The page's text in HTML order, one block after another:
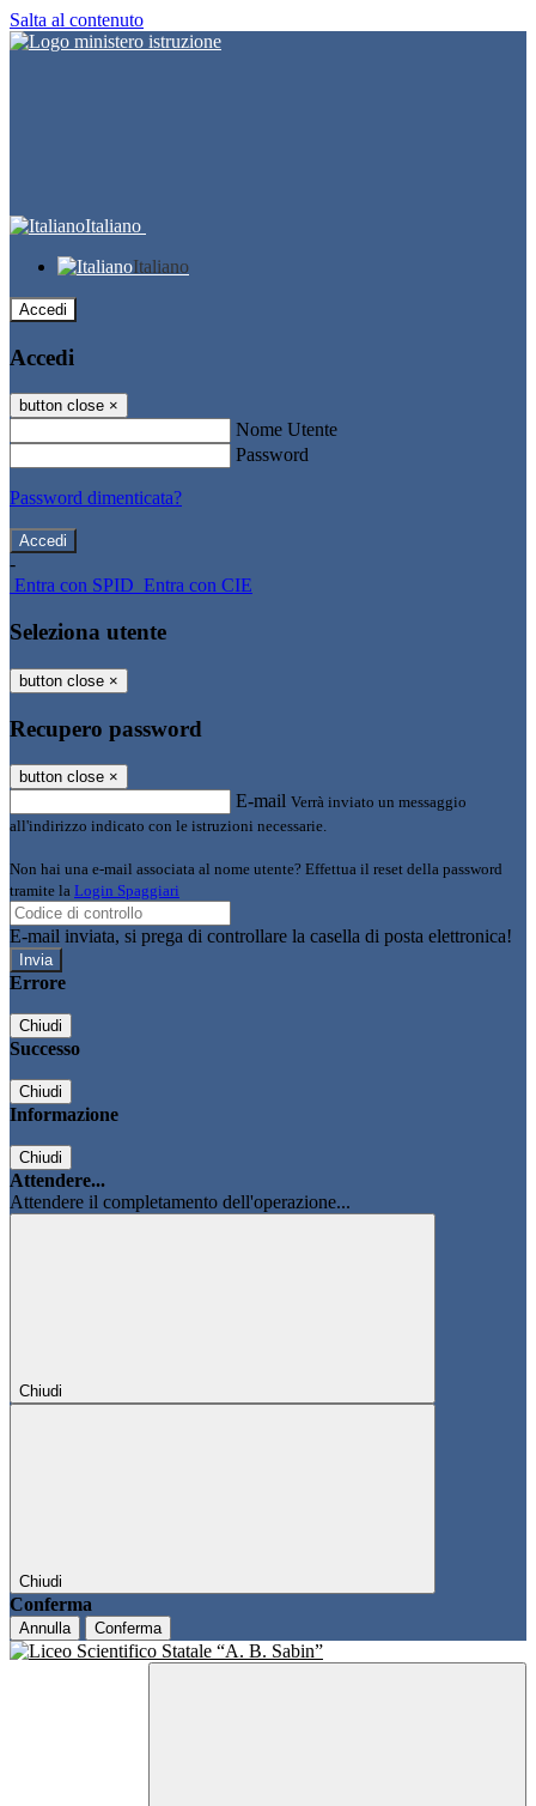
Salta al contenuto
Italiano
Italiano
Accedi
Accedi
button close ×
Nome Utente
Password
Password dimenticata?
-
Entra con SPID Entra con CIE
Seleziona utente
button close ×
Recupero password
button close ×
E-mail Verrà inviato un messaggio
all'indirizzo indicato con le istruzioni necessarie.
Non hai una e-mail associata al nome utente? Effettua il reset della password
tramite la Login Spaggiari
E-mail inviata, si prega di controllare la casella di posta elettronica!
Errore
Chiudi
Successo
Chiudi
Informazione
Chiudi
Attendere...
Attendere il completamento dell'operazione...
Chiudi
Chiudi
Conferma
Annulla Conferma